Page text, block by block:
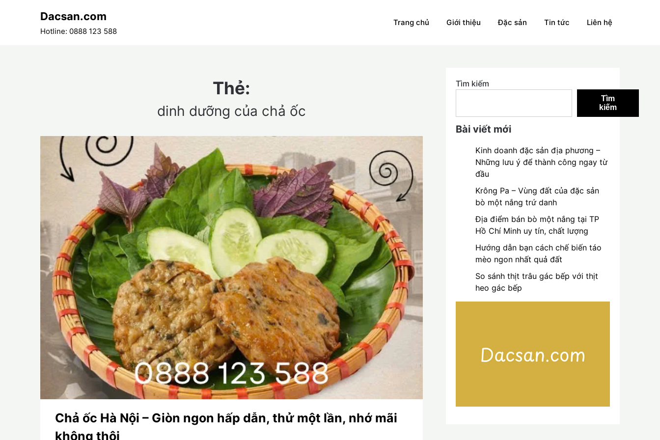
Dacsan.com
Hotline: 0888 123 588
Trang chủ Giới thiệu Đặc sản Tin tức Liên hệ
Thẻ:
dinh dưỡng của chả ốc
Chả ốc Hà Nội – Giòn ngon hấp dẫn, thử một lần, nhớ mãi
không thôi
Tìm kiếm
Tìm
kiếm
Bài viết mới
Kinh doanh đặc sản địa phương –
Những lưu ý để thành công ngay từ
đầu
Krông Pa – Vùng đất của đặc sản
bò một nắng trứ danh
Địa điểm bán bò một nắng tại TP
Hồ Chí Minh uy tín, chất lượng
Hướng dẫn bạn cách chế biến táo
mèo ngon nhất quả đất
So sánh thịt trâu gác bếp với thịt
heo gác bếp